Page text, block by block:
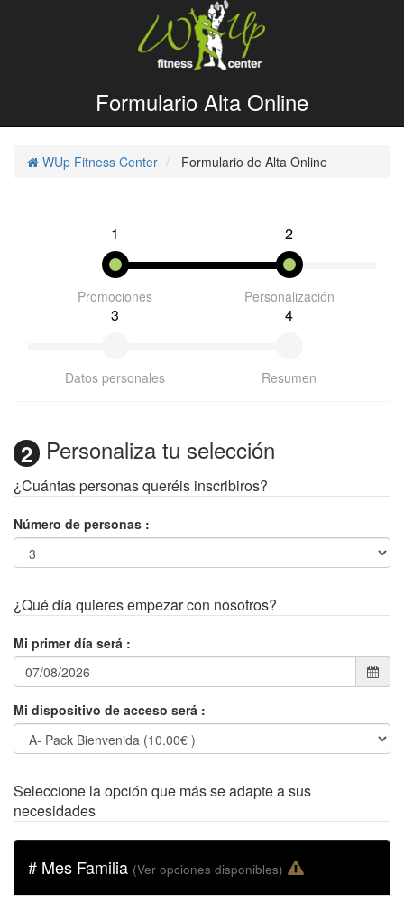
Formulario Alta Online
WUp Fitness Center Formulario de Alta Online
1
Promociones
2
Personalización
3
Datos personales
4
Resumen
2 Personaliza tu selección
¿Cuántas personas queréis inscribiros?
Número de personas :
¿Qué día quieres empezar con nosotros?
Mi primer día será :
Mi dispositivo de acceso será :
Seleccione la opción que más se adapte a sus
necesidades
# Mes Familia (Ver opciones disponibles)